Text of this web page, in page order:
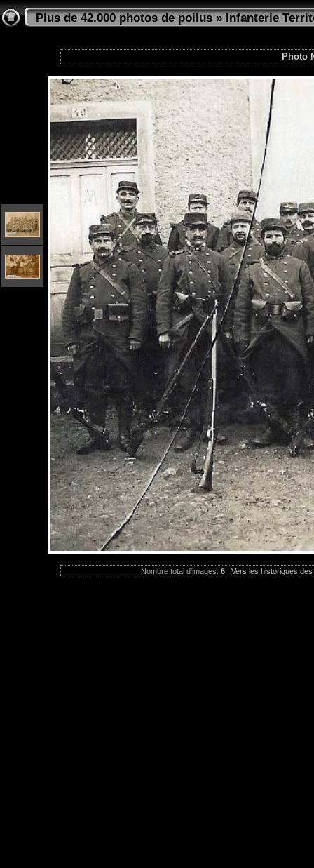
Plus de 42.000 photos de poilus»Infanterie
Photo
Nombre total d'images: 6 | Vers les historiques